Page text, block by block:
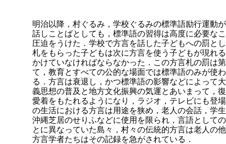
明治以降，村ぐるみ，学校ぐるみの標準語励行運動
話しことばとしても，標準語の習得は高度に必要な
圧迫をうけた．学校で方言を話した子どもへの罰と
札をもらった子どもは次に方言を使う子どもが現れ
かけていなければならなかった．この方言札の罰は
て，教育とすべての公的な場面では標準語のみが使
る．方言は衰退し，かつ標準語の影響などによって
義思想の普及と地方文化振興の気運とあいまって，
愛着をもたれるようになり，ラジオ，テレビにも登
の生活における方言は用途を狭め，老人の会話，学
沖縄芝居のせりふなどに使用を限られ，言語として
とに異なっていた島々，村々の伝統的方言は老人の
方言学者たちはその記録を急がされている．